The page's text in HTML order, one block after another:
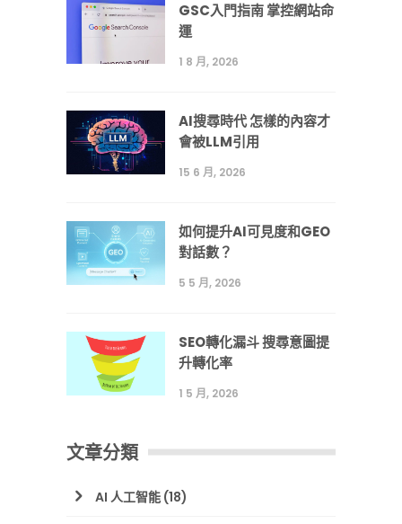
GSC入門指南 掌控網站命
運
1 8 月, 2026
AI搜尋時代 怎樣的內容才
會被LLM引用
15 6 月, 2026
如何提升AI可見度和GEO
對話數？
5 5 月, 2026
SEO轉化漏斗 搜尋意圖提
升轉化率
1 5 月, 2026
文章分類
AI 人工智能 (18)